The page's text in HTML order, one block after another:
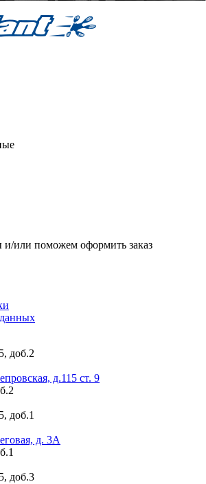
или поможем оформить заказ
доб.2
д.115 ст. 9
доб.1
д. 3А
доб.3